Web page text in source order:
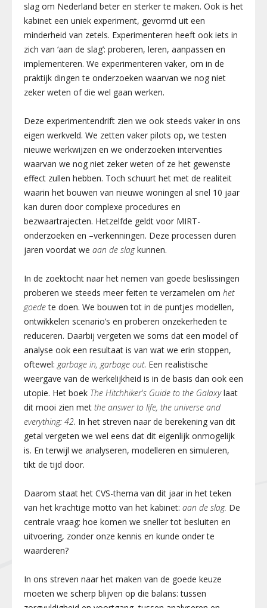
slag om Nederland beter en sterker te maken. Ook is het
kabinet een uniek experiment, gevormd uit een
minderheid van zetels. Experimenteren heeft ook iets in
zich van ‘aan de slag’: proberen, leren, aanpassen en
implementeren. We experimenteren vaker, om in de
praktijk dingen te onderzoeken waarvan we nog niet
zeker weten of die wel gaan werken.
Deze experimentendrift zien we ook steeds vaker in ons
eigen werkveld. We zetten vaker pilots op, we testen
nieuwe werkwijzen en we onderzoeken interventies
waarvan we nog niet zeker weten of ze het gewenste
effect zullen hebben. Toch schuurt het met de realiteit
waarin het bouwen van nieuwe woningen al snel 10 jaar
kan duren door complexe procedures en
bezwaartrajecten. Hetzelfde geldt voor MIRT-
onderzoeken en –verkenningen. Deze processen duren
jaren voordat we aan de slagkunnen.
In de zoektocht naar het nemen van goede beslissingen
proberen we steeds meer feiten te verzamelen om het
goedete doen. We bouwen tot in de puntjes modellen,
ontwikkelen scenario’s en proberen onzekerheden te
reduceren. Daarbij vergeten we soms dat een model of
analyse ook een resultaat is van wat we erin stoppen,
oftewel: garbage in, garbage out. Een realistische
weergave van de werkelijkheid is in de basis dan ook een
utopie. Het boek The Hitchhiker's Guide to the Galaxylaat
dit mooi zien met the answer to life, the universe and
everything: 42. In het streven naar de berekening van dit
getal vergeten we wel eens dat dit eigenlijk onmogelijk
is. En terwijl we analyseren, modelleren en simuleren,
tikt de tijd door.
Daarom staat het CVS-thema van dit jaar in het teken
van het krachtige motto van het kabinet: aan de slag. De
centrale vraag: hoe komen we sneller tot besluiten en
uitvoering, zonder onze kennis en kunde onder te
waarderen?
In ons streven naar het maken van de goede keuze
moeten we scherp blijven op die balans: tussen